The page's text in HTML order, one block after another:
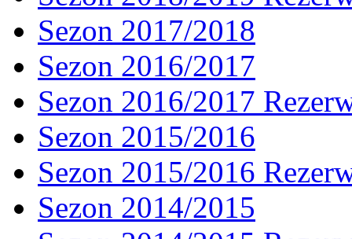
Sezon 2017/2018
Sezon 2016/2017
Sezon 2016/2017
Sezon 2015/2016
Sezon 2015/2016
Sezon 2014/2015